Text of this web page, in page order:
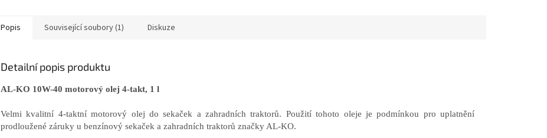
Popis Související soubory (1) Diskuze
Detailní popis produktu
AL-KO 10W-40 motorový olej 4-takt, 1 l
Velmi kvalitní 4-taktní motorový olej do sekaček a zahradních traktorů. Použití tohoto oleje je podmínkou pro uplatnění
prodloužené záruky u benzínový sekaček a zahradních traktorů značky AL-KO.